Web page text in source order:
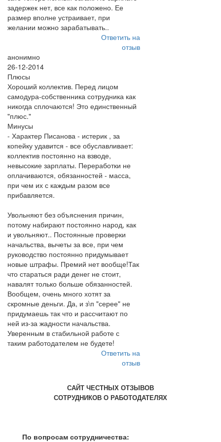
задержек нет, все как положено. Ее
размер вполне устраивает, при
желании можно зарабатывать..
Ответить на
отзыв
анонимно
26-12-2014
Плюсы
Хороший коллектив. Перед лицом
самодура-собственника сотрудника как
никогда сплочаются! Это единственный
"плюс."
Минусы
- Характер Писанова - истерик , за
копейку удавится - все обуславливает:
коллектив постоянно на взводе,
невысокие зарплаты. Переработки не
оплачиваются, обязанностей - масса,
при чем их с каждым разом все
прибавляется.
Увольняют без объяснения причин,
потому набирают постоянно народ, как
и увольняют.. Постоянные проверки
начальства, вычеты за все, при чем
руководство постоянно придумывает
новые штрафы. Премий нет вообще!Так
что стараться ради денег не стоит,
навалят только больше обязанностей.
Вообщем, очень много хотят за
скромные деньги. Да, и з\п "серее" не
придумаешь так что и рассчитают по
ней из-за жадности начальства.
Уверенным в стабильной работе с
таким работодателем не будете!
Ответить на
отзыв
САЙТ ЧЕСТНЫХ ОТЗЫВОВ
СОТРУДНИКОВ О РАБОТОДАТЕЛЯХ
По вопросам сотрудничества: